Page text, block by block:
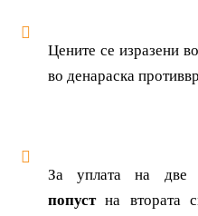
Цените се изразени
во денараска
За уплата на две
попустна втората